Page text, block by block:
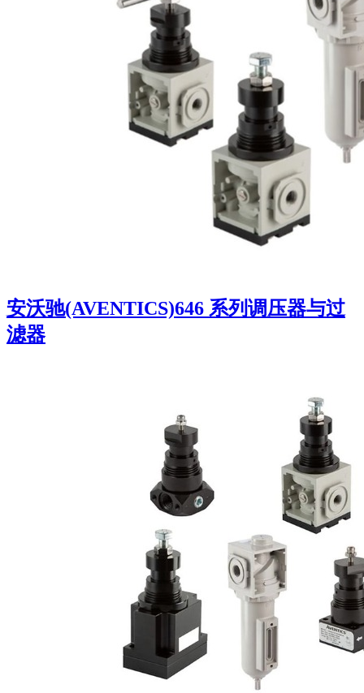
安沃驰(AVENTICS)646 系列调压器与过
滤器